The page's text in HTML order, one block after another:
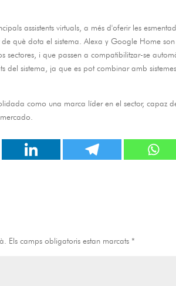
assistents virtuals, a més d'oferir les
de què dota el sistema.Alexa y Google Home
sectores , i que passen a compatibilitzar-se
del sistema, ja que es pot combinar amb
como una marca líder en el sector,capaz
Els camps obligatoris estan marcats *